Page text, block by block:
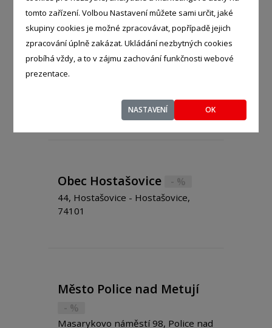
tomto zařízení. Volbou Nastavení můžete sami určit, jaké
skupiny cookies je možné zpracovávat, popřípadě jejich
zpracování úplně zakázat. Ukládání nezbytných cookies
probíhá vždy, a to v zájmu zachování funkčnosti webové
prezentace.
NASTAVENÍ OK
Obec Hvězdonice
Obec Hostašovice - %
44, Hostašovice - Hostašovice,
74101
Město Police nad Metují
- %
Masarykovo náměstí 98, Police nad